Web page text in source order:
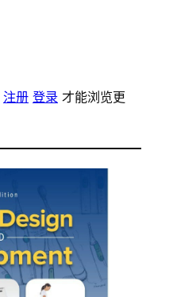
注册 登录 才能浏览更